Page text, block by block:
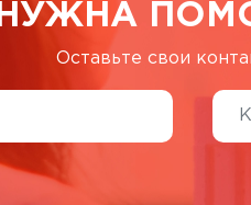
НУЖНА
Оставьте свои